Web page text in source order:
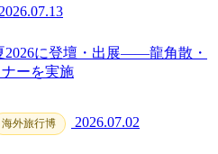
2026.07.13
2026に登壇・出展——龍角散・
ーを実施
海外旅行博 2026.07.02